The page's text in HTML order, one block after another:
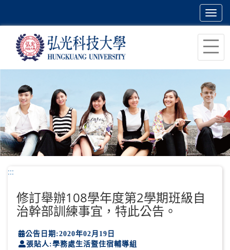
主
容
區
塊
:::
修訂舉辦108學年度第2學期班級自
治幹部訓練事宜，特此公告。
公告日期:2020年02月19日
張貼人:學務處生活暨住宿輔導組